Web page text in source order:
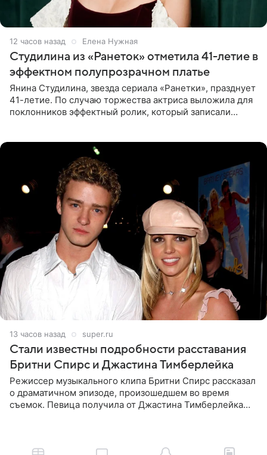
12 часов назад Елена Нужная
Студилина из «Ранеток» отметила 41-летие в
эффектном полупрозрачном платье
Янина Студилина, звезда сериала «Ранетки», празднует
41-летие. По случаю торжества актриса выложила для
поклонников эффектный ролик, который записали
13 часов назад super.ru
Стали известны подробности расставания
Бритни Спирс и Джастина Тимберлейка
Режиссер музыкального клипа Бритни Спирс рассказал
о драматичном эпизоде, произошедшем во время
съемок. Певица получила от Джастина Тимберлейка